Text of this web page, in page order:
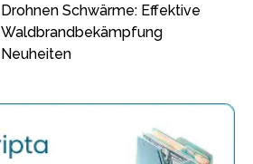
Drohnen Schwärme: Effektive
Waldbrandbekämpfung
Neuheiten